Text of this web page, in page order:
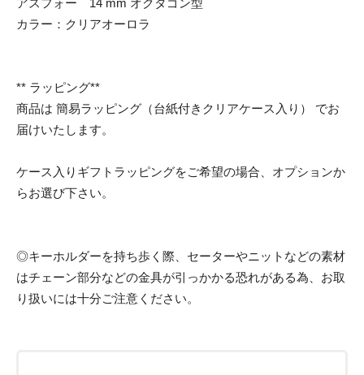
カラー：クリアオーロラ
** ラッピング**
商品は 簡易ラッピング（台紙付きクリアケース入り） でお
届けいたします。
ケース入りギフトラッピングをご希望の場合、オプションか
らお選び下さい。
◎キーホルダーを持ち歩く際、セーターやニットなどの素材
はチェーン部分などの金具が引っかかる恐れがある為、お取
り扱いには十分ご注意ください。